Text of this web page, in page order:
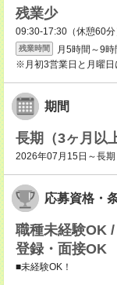
残業少
09:30-17:30（休憩60分
残業時間
月5時間～9時
※月初3営業日と月曜日
期間
長期（3ヶ月以
2026年07月15日～長
応募資格・
職種未経験OK
登録・面接OK
■未経験OK！